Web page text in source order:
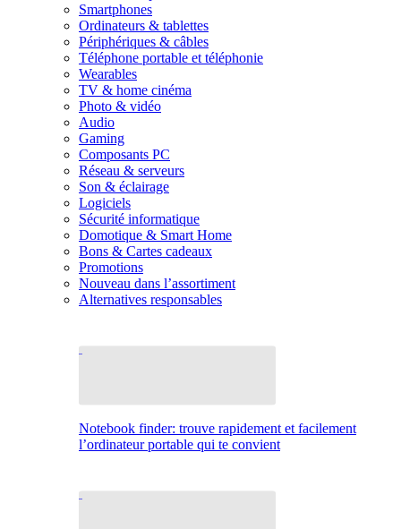
Smartphones
Ordinateurs & tablettes
Périphériques & câbles
Téléphone portable et téléphonie
Wearables
TV & home cinéma
Photo & vidéo
Audio
Gaming
Composants PC
Réseau & serveurs
Son & éclairage
Logiciels
Sécurité informatique
Domotique & Smart Home
Bons & Cartes cadeaux
Promotions
Nouveau dans l’assortiment
Alternatives responsables
Notebook finder: trouve rapidement et facilement
l’ordinateur portable qui te convient